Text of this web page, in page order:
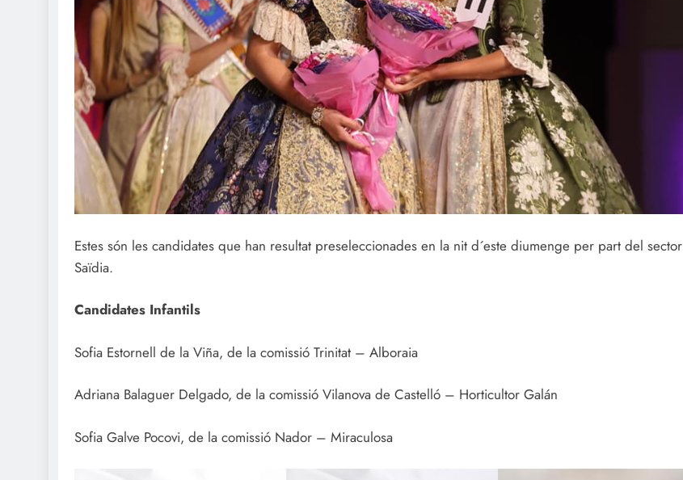
Estes són les candidates que han resultat preseleccionades en la nit d´este diumenge per part del sector
Saïdia.
Candidates Infantils
Sofia Estornell de la Viña, de la comissió Trinitat – Alboraia
Adriana Balaguer Delgado, de la comissió Vilanova de Castelló – Horticultor Galán
Sofia Galve Pocovi, de la comissió Nador – Miraculosa